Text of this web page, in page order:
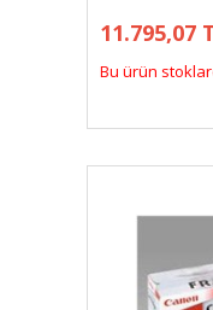
11.795,07
Bu ürün